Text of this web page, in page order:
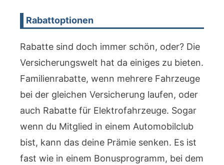
Rabattoptionen
Rabatte sind doch immer schön, oder? Die
Versicherungswelt hat da einiges zu bieten.
Familienrabatte, wenn mehrere Fahrzeuge
bei der gleichen Versicherung laufen, oder
auch Rabatte für Elektrofahrzeuge. Sogar
wenn du Mitglied in einem Automobilclub
bist, kann das deine Prämie senken. Es ist
fast wie in einem Bonusprogramm, bei dem